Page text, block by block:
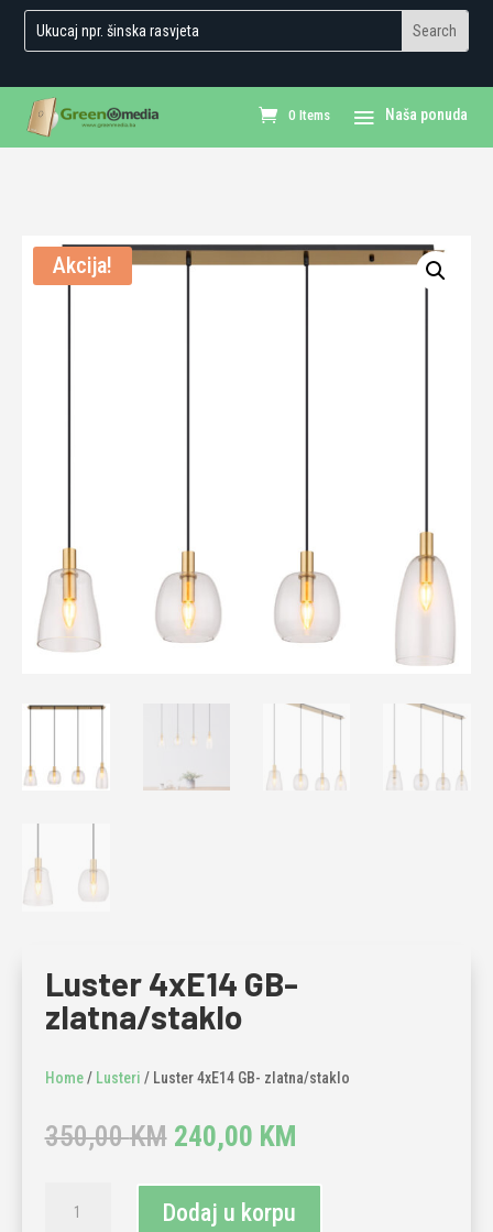
0 Items
Akcija!
Luster 4xE14 GB-
zlatna/staklo
Home/ Lusteri / Luster 4xE14 GB- zlatna/staklo
350,00KM Original
price
was:
350,00 KM.
240,00 KM
is:
4xE14
Dodaj u korpu